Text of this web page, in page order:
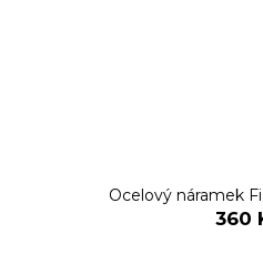
Ocelový náramek
360